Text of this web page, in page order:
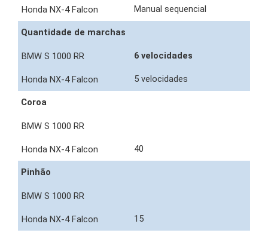
Manual sequencial
Quantidade de marchas
6 velocidades
5 velocidades
Coroa
40
Pinhão
15